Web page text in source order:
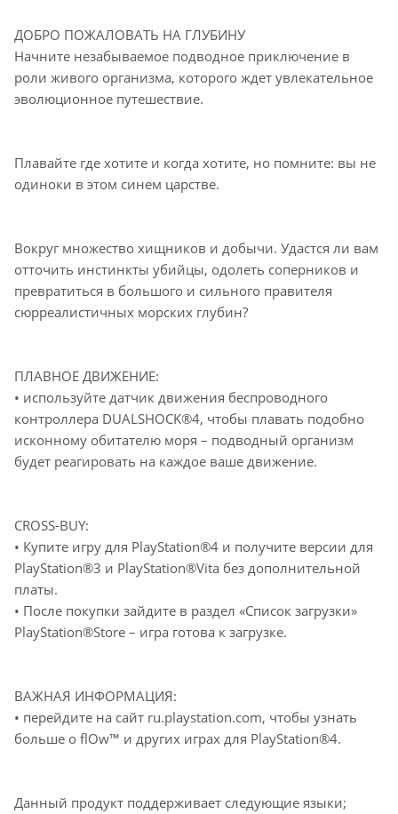
ДОБРО ПОЖАЛОВАТЬ НА ГЛУБИНУ
Начните незабываемое подводное приключение в
роли живого организма, которого ждет увлекательное
эволюционное путешествие.
Плавайте где хотите и когда хотите, но помните: вы не
одиноки в этом синем царстве.
Вокруг множество хищников и добычи. Удастся ли вам
отточить инстинкты убийцы, одолеть соперников и
превратиться в большого и сильного правителя
сюрреалистичных морских глубин?
ПЛАВНОЕ ДВИЖЕНИЕ:
• используйте датчик движения беспроводного
контроллера DUALSHOCK®4, чтобы плавать подобно
исконному обитателю моря – подводный организм
будет реагировать на каждое ваше движение.
CROSS-BUY:
• Купите игру для PlayStation®4 и получите версии для
PlayStation®3 и PlayStation®Vita без дополнительной
платы.
• После покупки зайдите в раздел «Список загрузки»
PlayStation®Store – игра готова к загрузке.
ВАЖНАЯ ИНФОРМАЦИЯ:
• перейдите на сайт ru.playstation.com, чтобы узнать
больше о flOw™ и других играх для PlayStation®4.
Данный продукт поддерживает следующие языки;